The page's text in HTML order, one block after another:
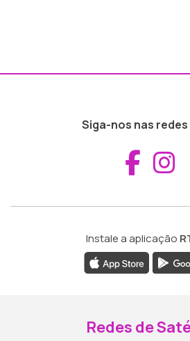
Siga-nos nas
Instale a aplicação
Redes de